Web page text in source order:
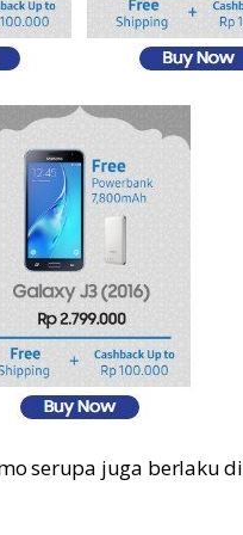
serupa juga berlaku di